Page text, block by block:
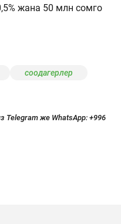
жана 50 млн сомго
соодагерлер
Telegram же WhatsApp: +996